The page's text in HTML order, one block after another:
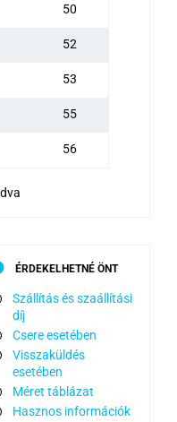
50
52
53
55
56
ÉRDEKELHETNÉ ÖNT
Szállítás és szaállítási
díj
Csere esetében
Visszaküldés
esetében
Méret táblázat
Hasznos információk